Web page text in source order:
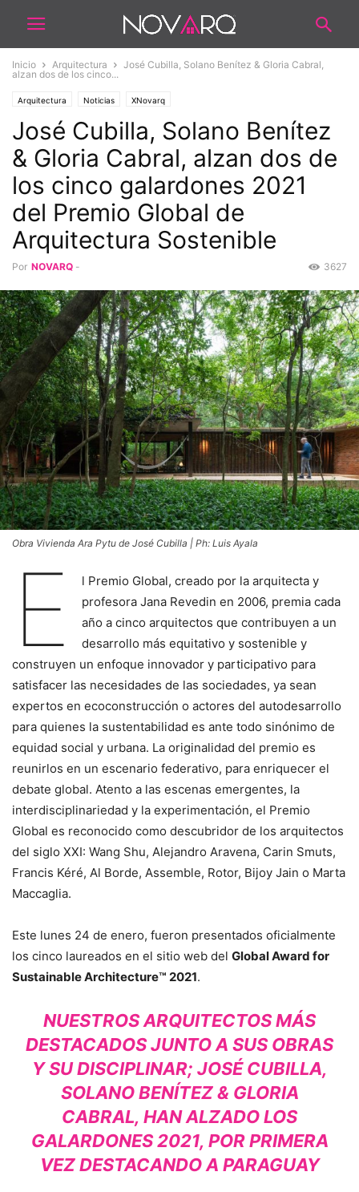
Inicio Arquitectura
José Cubilla, Solano Benítez & Gloria Cabral,
alzan dos de los cinco...
Arquitectura Noticias XNovarq
José Cubilla, Solano Benítez
& Gloria Cabral, alzan dos de
los cinco galardones 2021
del Premio Global de
Arquitectura Sostenible
Por NOVARQ - 3627
Obra Vivienda Ara Pytu de José Cubilla | Ph: Luis Ayala
E
l Premio Global, creado por la arquitecta y
profesora Jana Revedin en 2006, premia cada
año a cinco arquitectos que contribuyen a un
desarrollo más equitativo y sostenible y
construyen un enfoque innovador y participativo para
satisfacer las necesidades de las sociedades, ya sean
expertos en ecoconstrucción o actores del autodesarrollo
para quienes la sustentabilidad es ante todo sinónimo de
equidad social y urbana. La originalidad del premio es
reunirlos en un escenario federativo, para enriquecer el
debate global. Atento a las escenas emergentes, la
interdisciplinariedad y la experimentación, el Premio
Global es reconocido como descubridor de los arquitectos
del siglo XXI: Wang Shu, Alejandro Aravena, Carin Smuts,
Francis Kéré, Al Borde, Assemble, Rotor, Bijoy Jain o Marta
Maccaglia.
Este lunes 24 de enero, fueron presentados oficialmente
los cinco laureados en el sitio web del Global Award for
Sustainable Architecture™ 2021.
NUESTROS ARQUITECTOS MÁS
DESTACADOS JUNTO A SUS OBRAS
Y SU DISCIPLINAR; JOSÉ CUBILLA,
SOLANO BENÍTEZ & GLORIA
CABRAL, HAN ALZADO LOS
GALARDONES 2021, POR PRIMERA
VEZ DESTACANDO A PARAGUAY